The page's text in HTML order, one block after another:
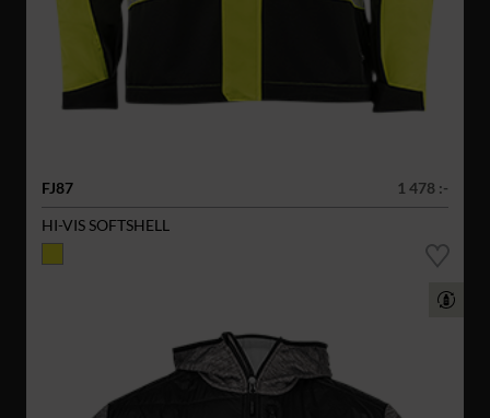
FJ87
1 478 :-
HI-VIS SOFTSHELL